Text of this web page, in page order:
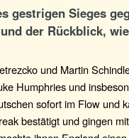
gestrigen Sieges
der Rückblick,
und Martin
Humphries und
sofort im Flow und
bestätigt und gingen